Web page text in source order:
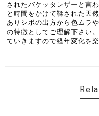
されたバケッタレザーと言
と時間をかけて鞣された天
ありシボの出方から色ムラ
の特徴としてご理解下さい
ていきますので経年変化を